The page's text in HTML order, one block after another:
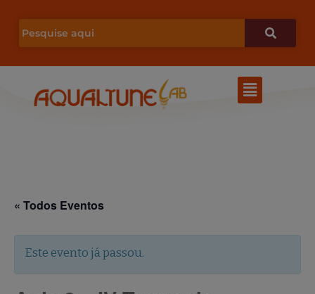
para
Menu
« Todos Eventos
Este evento já passou.